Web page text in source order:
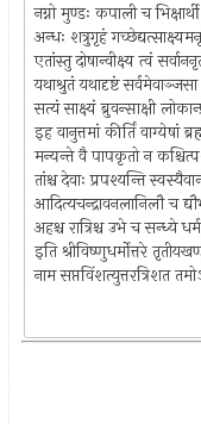
नग्नो मुण्डः कपाली च
अन्धः शत्रुगृहं
एतांस्तु दोषान्वीक्ष्य त्वं
यथाश्रुतं यथादृष्टं
सत्यं साक्ष्यं ब्रुवन्साक्षी
इह वानुत्तमां कीर्तिं वाग्येषां
मन्यन्ते वै पापकृतो न
तांश्च देवाः प्रपश्यन्ति
आदित्यचन्द्रावनलानिलौ च
अहश्च रात्रिश्च उभे च सन्ध्ये
इति श्रीविष्णुधर्मोत्तरे
नाम सप्तविंशत्युत्तरत्रिशत